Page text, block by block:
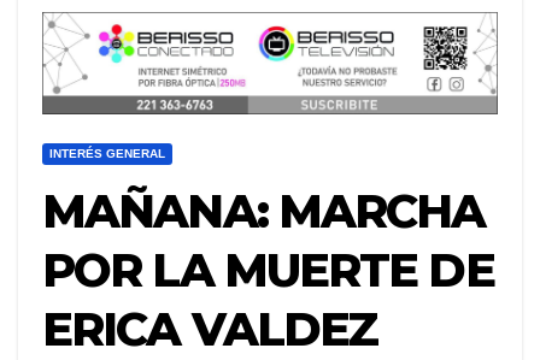
INTERÉS GENERAL
MAÑANA: MARCHA
POR LA MUERTE DE
ERICA VALDEZ